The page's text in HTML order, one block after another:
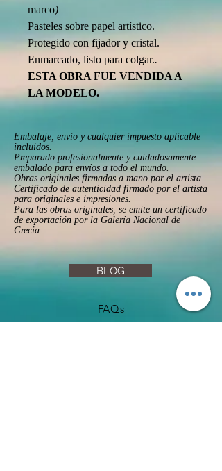
marco)
Pasteles sobre papel artístico.
Protegido con fijador y cristal.
Enmarcado, listo para colgar..
ESTA OBRA FUE VENDIDA A
LA MODELO.
Embalaje, envío y cualquier impuesto aplicable
incluidos.
Preparado profesionalmente y cuidadosamente
embalado para envíos a todo el mundo.
Obras originales firmadas a mano por el artista.
Certificado de autenticidad firmado por el artista
para originales e impresiones.
Para las obras originales, se emite un certificado
de exportación por la Galería Nacional de
Grecia.
BLOG
FAQs